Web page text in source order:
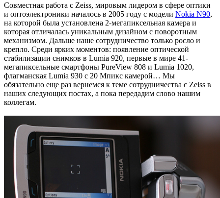
Совместная работа с Zeiss, мировым лидером в сфере оптики
и оптоэлектроники началось в 2005 году с модели Nokia N90,
на которой была установлена 2-мегапиксельная камера и
которая отличалась уникальным дизайном с поворотным
механизмом. Дальше наше сотрудничество только росло и
крепло. Среди ярких моментов: появление оптической
стабилизации снимков в Lumia 920, первые в мире 41-
мегапиксельные смартфоны PureView 808 и Lumia 1020,
флагманская Lumia 930 c 20 Мпикс камерой… Мы
обязательно еще раз вернемся к теме сотрудничества с Zeiss в
наших следующих постах, а пока передадим слово нашим
коллегам.